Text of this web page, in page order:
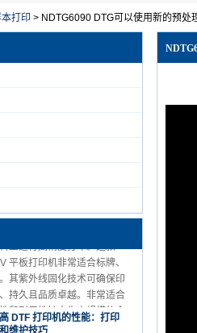
打印 > NDTG6090 DTG可以使用新的预
打印头的 APEX UV
功能、高品质打印的终极
平板打印机配备强大的
可在亚克力、金属、玻璃和
上进行高精度打印。这款
平板打印机非常适合标牌、
其紫外线固化技术可确保印
持久且品质卓越。非常适合
和耐用性扩大生产规模的企
DTF 打印机的性能：打印
维护技巧